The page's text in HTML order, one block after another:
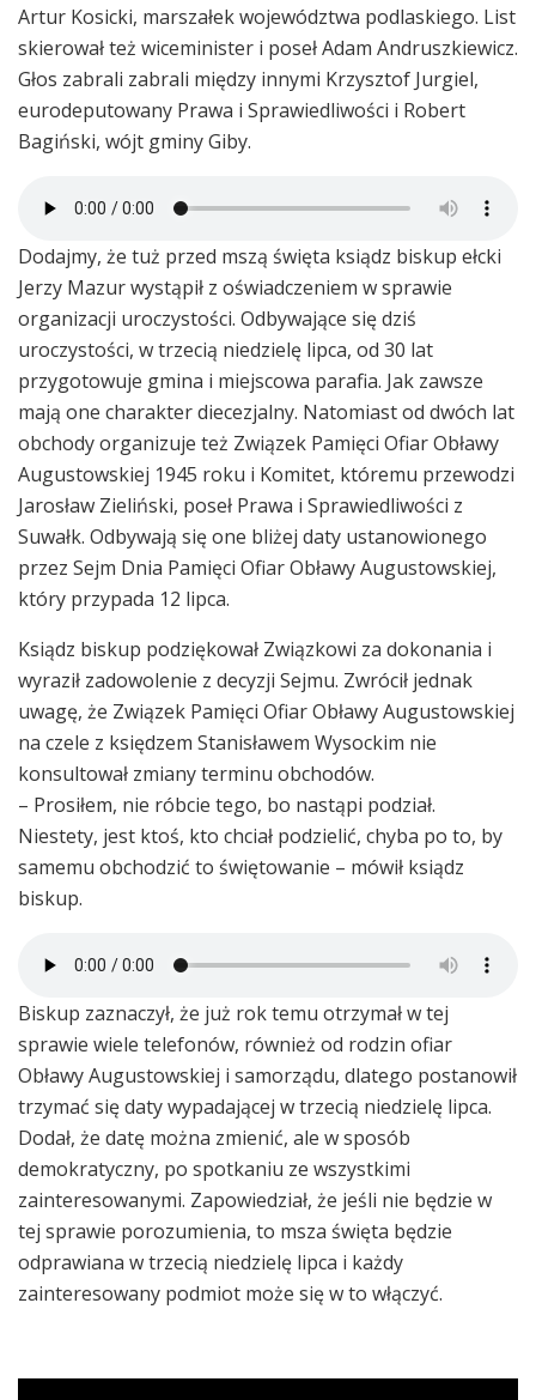
Artur Kosicki, marszałek województwa podlaskiego. List
skierował też wiceminister i poseł Adam Andruszkiewicz.
Głos zabrali zabrali między innymi Krzysztof Jurgiel,
eurodeputowany Prawa i Sprawiedliwości i Robert
Bagiński, wójt gminy Giby.
Dodajmy, że tuż przed mszą święta ksiądz biskup ełcki
Jerzy Mazur wystąpił z oświadczeniem w sprawie
organizacji uroczystości. Odbywające się dziś
uroczystości, w trzecią niedzielę lipca, od 30 lat
przygotowuje gmina i miejscowa parafia. Jak zawsze
mają one charakter diecezjalny. Natomiast od dwóch lat
obchody organizuje też Związek Pamięci Ofiar Obławy
Augustowskiej 1945 roku i Komitet, któremu przewodzi
Jarosław Zieliński, poseł Prawa i Sprawiedliwości z
Suwałk. Odbywają się one bliżej daty ustanowionego
przez Sejm Dnia Pamięci Ofiar Obławy Augustowskiej,
który przypada 12 lipca.
Ksiądz biskup podziękował Związkowi za dokonania i
wyraził zadowolenie z decyzji Sejmu. Zwrócił jednak
uwagę, że Związek Pamięci Ofiar Obławy Augustowskiej
na czele z księdzem Stanisławem Wysockim nie
konsultował zmiany terminu obchodów.
– Prosiłem, nie róbcie tego, bo nastąpi podział.
Niestety, jest ktoś, kto chciał podzielić, chyba po to, by
samemu obchodzić to świętowanie – mówił ksiądz
biskup.
Biskup zaznaczył, że już rok temu otrzymał w tej
sprawie wiele telefonów, również od rodzin ofiar
Obławy Augustowskiej i samorządu, dlatego postanowił
trzymać się daty wypadającej w trzecią niedzielę lipca.
Dodał, że datę można zmienić, ale w sposób
demokratyczny, po spotkaniu ze wszystkimi
zainteresowanymi. Zapowiedział, że jeśli nie będzie w
tej sprawie porozumienia, to msza święta będzie
odprawiana w trzecią niedzielę lipca i każdy
zainteresowany podmiot może się w to włączyć.